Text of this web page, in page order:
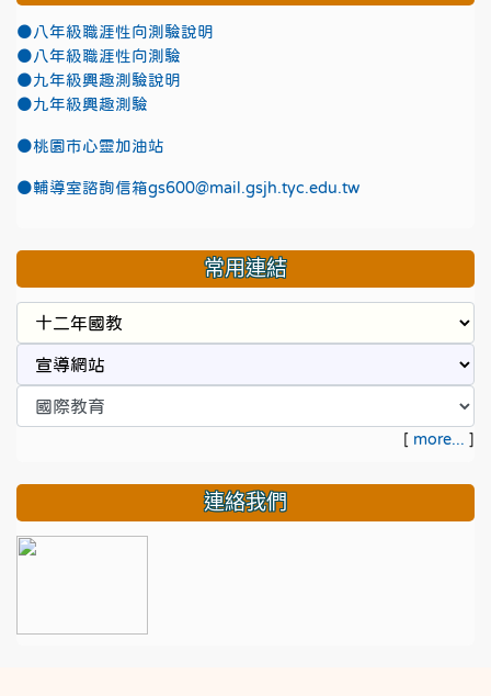
●八年級職涯性向測驗說明
●八年級職涯性向測驗
●九年級興趣測驗說明
●九年級興趣測驗
●桃園市心靈加油站
●輔導室諮詢信箱gs600@mail.gsjh.tyc.edu.tw
常用連結
[ more... ]
連絡我們